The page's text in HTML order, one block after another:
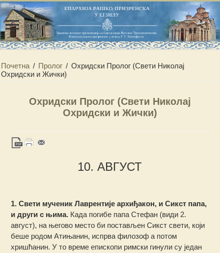
Почетна / Пролог / Охридски Пролог (Свети Николај
Охридски и Жички)
Охридски Пролог (Свети Николај
Охридски и Жички)
10. АВГУСТ
1. Свети мученик Лаврентије архиђакон, и Сикст папа,
и други с њима. Када погибе папа Стефан (види 2.
август), на његово место би постављен Сикст свети, који
беше родом Атињанин, испрва филозоф а потом
хришћанин. У то време епископи римски гинули су један